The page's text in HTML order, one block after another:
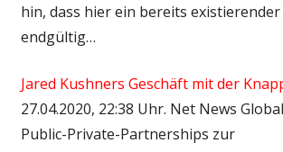
hin, dass hier ein bereits
endgültig…
Jared Kushners Geschäft mit der
27.04.2020, 22:38 Uhr. Net News
Public-Private-Partnerships zur